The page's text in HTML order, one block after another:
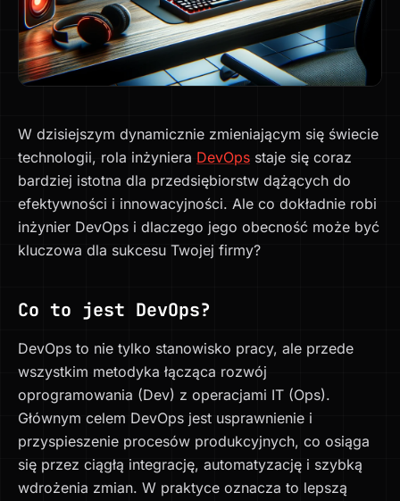
W dzisiejszym dynamicznie zmieniającym się świecie
technologii, rola inżyniera DevOps staje się coraz
bardziej istotna dla przedsiębiorstw dążących do
efektywności i innowacyjności. Ale co dokładnie robi
inżynier DevOps i dlaczego jego obecność może być
kluczowa dla sukcesu Twojej firmy?
Co to jest DevOps?
DevOps to nie tylko stanowisko pracy, ale przede
wszystkim metodyka łącząca rozwój
oprogramowania (Dev) z operacjami IT (Ops).
Głównym celem DevOps jest usprawnienie i
przyspieszenie procesów produkcyjnych, co osiąga
się przez ciągłą integrację, automatyzację i szybką
wdrożenia zmian. W praktyce oznacza to lepszą